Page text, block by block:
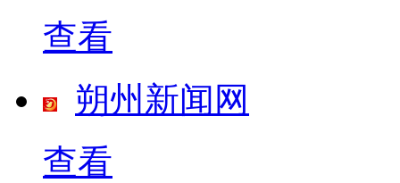
查看
朔州新闻网
查看